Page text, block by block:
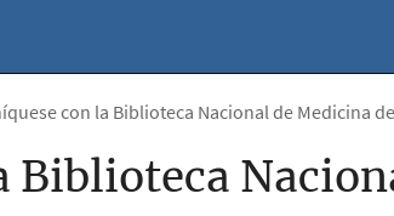
con la Biblioteca Nacional de Medicina de
Biblioteca